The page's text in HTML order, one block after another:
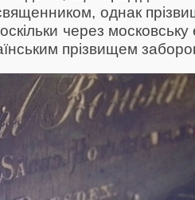
однак
через
прізвищем